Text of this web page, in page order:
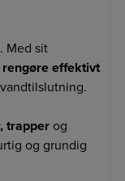
Med sit
rengøre effektivt
trapperog
og grundig